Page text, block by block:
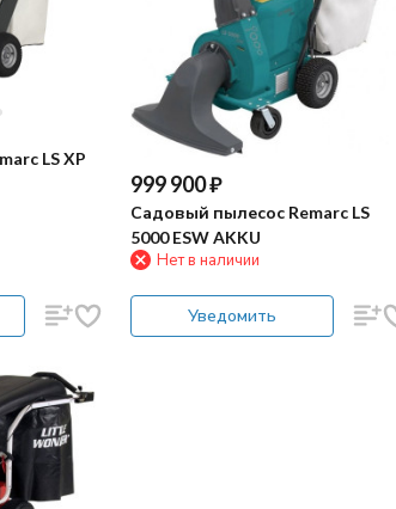
LS XP
999 900₽
Садовый пылесос Remarc LS
5000 ESW AKKU
Нет в наличии
Уведомить